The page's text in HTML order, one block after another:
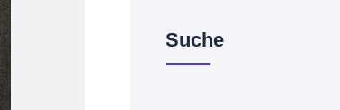
Suche